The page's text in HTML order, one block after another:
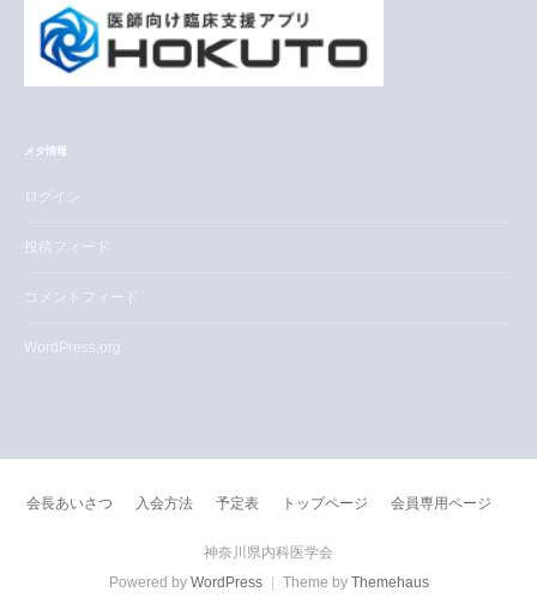
メタ情報
ログイン
投稿フィード
コメントフィード
WordPress.org
会長あいさつ 入会方法 予定表 トップページ 会員専用ページ
神奈川県内科医学会
Powered by WordPress Theme by Themehaus